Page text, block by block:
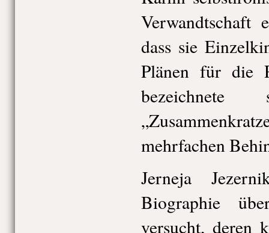
Verwandtschaft
dass sie
Plänen für die
mehrfachen
Jerneja
Biographie
versucht, deren